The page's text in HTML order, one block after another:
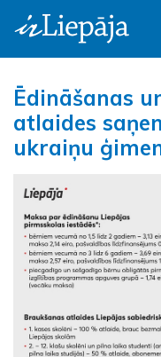
Ēdināšanas
atlaides
ukraiņu